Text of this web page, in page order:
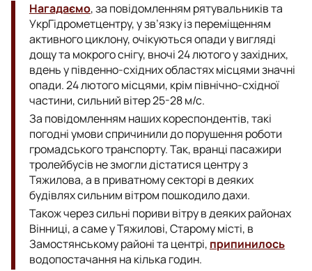
Нагадаємо, за повідомленням рятувальників та
УкрГідрометцентру, у зв’язку із переміщенням
активного циклону, очікуються опади у вигляді
дощу та мокрого снігу, вночі 24 лютого у західних,
вдень у південно-східних областях місцями значні
опади. 24 лютого місцями, крім північно-східної
частини, сильний вітер 25-28 м/с.
За повідомленням наших кореспондентів, такі
погодні умови спричинили до порушення роботи
громадського транспорту. Так, вранці пасажири
тролейбусів не змогли дістатися центру з
Тяжилова, а в приватному секторі в деяких
будівлях сильним вітром пошкодило дахи.
Також через сильні пориви вітру в деяких районах
Вінниці, а саме у Тяжилові, Старому місті, в
Замостянському районі та центрі, припинилось
водопостачання на кілька годин.